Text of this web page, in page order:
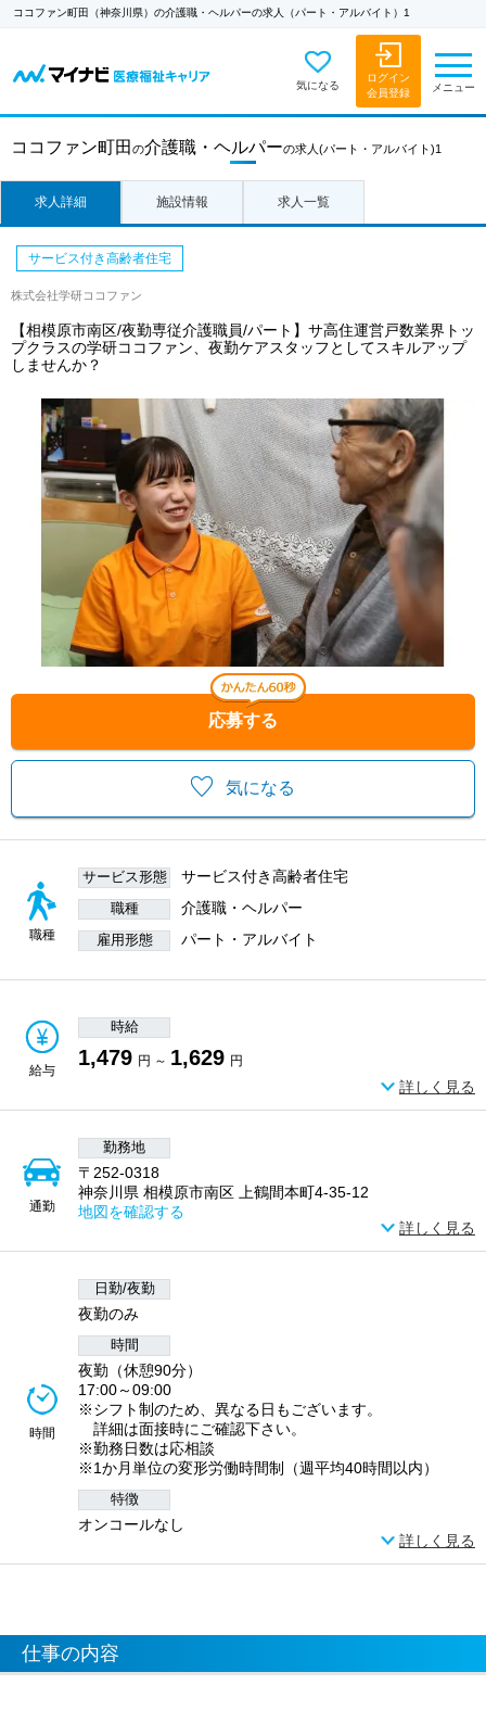
ココファン町田（神奈川県）の介護職・ヘルパーの求人（パート・アルバイト）1
気になる
ログイン
会員登録
メニュー
ココファン町田 の介護職・ヘルパーの求人 (パート・アルバイト)1
求人詳細 施設情報 求人一覧
気になる
応募する
サービス付き高齢者住宅
株式会社学研ココファン
【相模原市南区/夜勤専従介護職員/パート】サ高住運営戸数業界トッ
プクラスの学研ココファン、夜勤ケアスタッフとしてスキルアップ
しませんか？
職種
サービス形態 サービス付き高齢者住宅
職種 介護職・ヘルパー
雇用形態 パート・アルバイト
給与
時給
1,479 円 ～ 1,629 円
詳しく見る
通勤
勤務地
〒252-0318
神奈川県 相模原市南区 上鶴間本町4-35-12
地図を確認する
詳しく見る
時間
日勤/夜勤
夜勤のみ
時間
夜勤（休憩90分）
17:00～09:00
※シフト制のため、異なる日もございます。
詳細は面接時にご確認下さい。
※勤務日数は応相談
※1か月単位の変形労働時間制（週平均40時間以内）
特徴
オンコールなし
詳しく見る
仕事の内容